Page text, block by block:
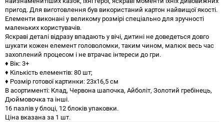
пригод. Для виготовлення був використаний картон найвищої якості.
Елементи виконані у великому розмірі спеціально для зручності
маленьких користувачів.
Яскраві деталі відразу впадають у вічі, дитині не доведеться довго
шукати кожен елемент головоломки, таким чином, малюк весь час
захоплений процесом і не втрачає інтереси до гри.
♦ Вік: 3+
♦ Кількість елементів: 80 шт;
♦ Розмір готової картинки: 23х16,5 см
В асортименті: Клад, Червона шапочка, Айболіт, Золотий гребінець,
Дюймовочка та інші.
16 пазлів у блоці, 12 блоків упаковки.
Ціна вказана за 1 шт.